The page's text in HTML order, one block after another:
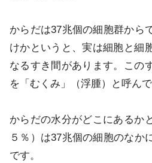
からだは37兆個の細胞群から
けかというと、実は細胞と細
なるすき間があります。この
を「むくみ」（浮腫）と呼んで
からだの水分がどこにあるか
５％）は37兆個の細胞のなか
です。